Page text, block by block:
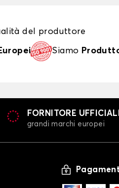
del produttore
Siamo
FORNITORE
grandi marchi europei